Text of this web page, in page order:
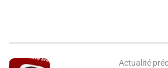
Actualité